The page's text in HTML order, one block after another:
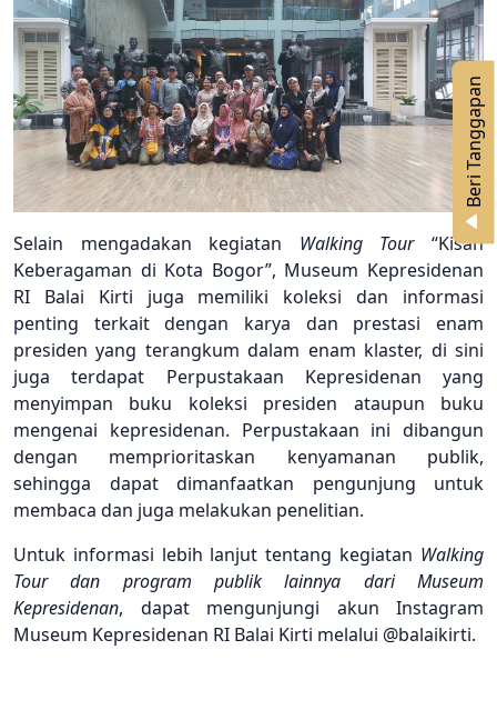
Selain mengadakan kegiatan Walking Tour“Kisah
Keberagaman di Kota Bogor”, Museum Kepresidenan
RI Balai Kirti juga memiliki koleksi dan informasi
penting terkait dengan karya dan prestasi enam
presiden yang terangkum dalam enam klaster, di sini
juga terdapat Perpustakaan Kepresidenan yang
menyimpan buku koleksi presiden ataupun buku
mengenai kepresidenan. Perpustakaan ini dibangun
dengan memprioritaskan kenyamanan publik,
sehingga dapat dimanfaatkan pengunjung untuk
membaca dan juga melakukan penelitian.
Untuk informasi lebih lanjut tentang kegiatan Walking
Tour dan program publik lainnya dari Museum
Kepresidenan, dapat mengunjungi akun Instagram
Museum Kepresidenan RI Balai Kirti melalui @balaikirti.
n